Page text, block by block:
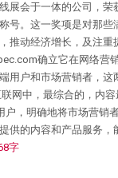
展会于一体的公司，荣
号。这一奖项是对那些
推动经济增长，及注重
确立它在网络营
用户和市场营销者，这
网中，最综合的，内
户，明确地将市场营销
供的内容和产品服务，
字